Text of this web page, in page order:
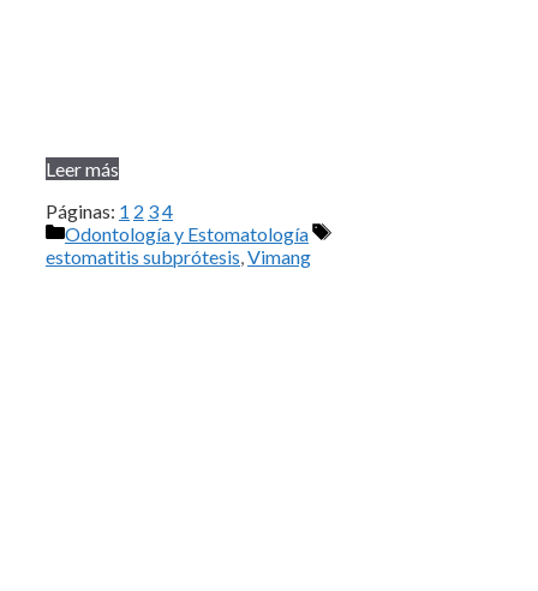
Leer más
Páginas: 1 2 34
Categorías
Odontología y Estomatología
Etiquetas
estomatitis subprótesis,Vimang